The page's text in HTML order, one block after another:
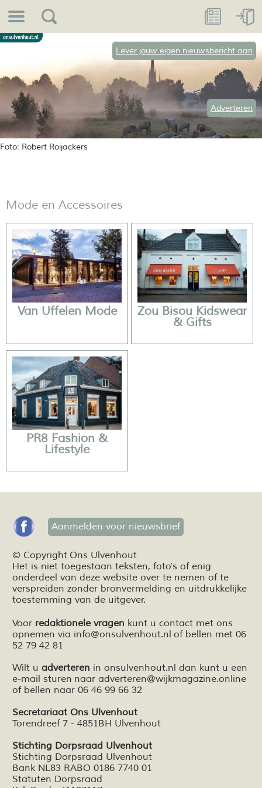
Foto: Robert Roijackers
Lever jouw eigen nieuwsbericht aan
Adverteren
Mode en Accessoires
Van Uffelen Mode Zou Bisou Kidswear
& Gifts
PR8 Fashion &
Lifestyle
Aanmelden voor nieuwsbrief
© Copyright Ons Ulvenhout
Het is niet toegestaan teksten, foto’s of enig
onderdeel van deze website over te nemen of te
verspreiden zonder bronvermelding en uitdrukkelijke
toestemming van de uitgever.
Voor redaktionele vragen kunt u contact met ons
opnemen via info@onsulvenhout.nl of bellen met 06
52 79 42 81
Wilt u adverteren in onsulvenhout.nl dan kunt u een
e-mail sturen naar adverteren@wijkmagazine.online
of bellen naar 06 46 99 66 32
Secretariaat Ons Ulvenhout
Torendreef 7 - 4851BH Ulvenhout
Stichting Dorpsraad Ulvenhout
Stichting Dorpsraad Ulvenhout
Bank NL83 RABO 0186 7740 01
Statuten Dorpsraad